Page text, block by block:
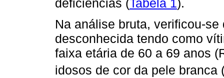
deficiências (Tabela 1).
Na análise bruta, verificou-
desconhecida tendo como
faixa etária de 60 a 69 anos
idosos de cor da pele branca